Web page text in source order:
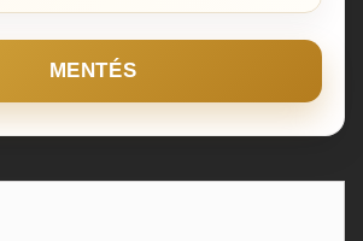
MENTÉS